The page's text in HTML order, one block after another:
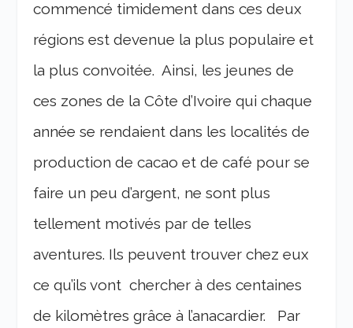
commencé timidement dans ces deux
régions est devenue la plus populaire et
la plus convoitée. Ainsi, les jeunes de
ces zones de la Côte d’Ivoire qui chaque
année se rendaient dans les localités de
production de cacao et de café pour se
faire un peu d’argent, ne sont plus
tellement motivés par de telles
aventures. Ils peuvent trouver chez eux
ce qu’ils vont chercher à des centaines
de kilomètres grâce à l’anacardier. Par